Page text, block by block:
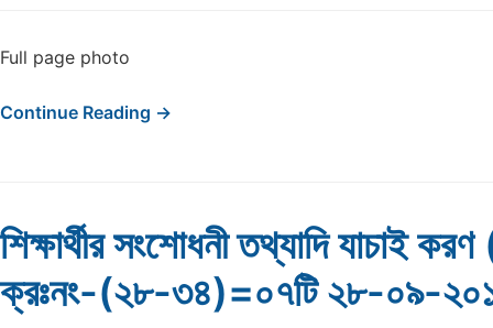
Full page photo
Continue Reading →
শিক্ষার্থীর সংশোধনী তথ্যাদি যাচাই
ক্রঃনং-(২৮-৩৪)=০৭টি ২৮-০৯-